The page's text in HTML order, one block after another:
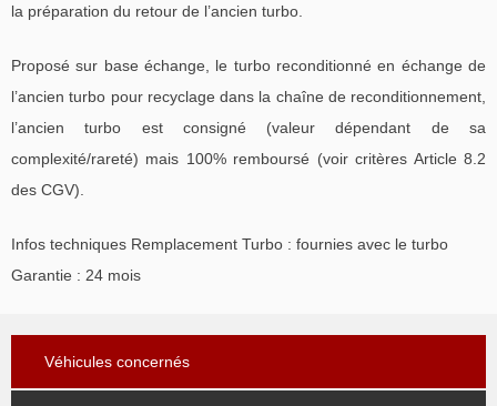
la préparation du retour de l’ancien turbo.
Proposé sur base échange, le turbo reconditionné en échange de
l’ancien turbo pour recyclage dans la chaîne de reconditionnement,
l’ancien turbo est consigné (valeur dépendant de sa
complexité/rareté) mais 100% remboursé (voir critères Article 8.2
des CGV).
Infos techniques Remplacement Turbo : fournies avec le turbo
Garantie : 24 mois
Véhicules concernés